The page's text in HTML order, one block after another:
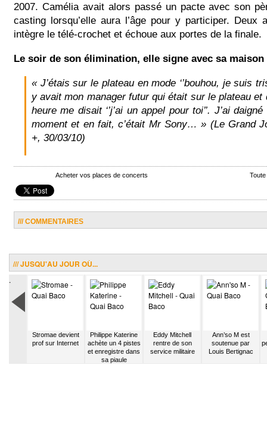
2007. Camélia avait alors passé un pacte avec son
casting lorsqu’elle aura l’âge pour y participer. Deux
intègre le télé-crochet et échoue aux portes de la finale.
Le soir de son élimination, elle signe avec sa maison
« J’étais sur le plateau en mode ‘’bouhou, je suis
y avait mon manager futur qui était sur le plateau et
heure me disait ‘’j’ai un appel pour toi’’. J’ai
moment et en fait, c’était Mr Sony… » (Le Grand
+, 30/03/10)
Acheter vos places de concerts
/// COMMENTAIRES
/// JUSQU'AU JOUR OÙ...
.
Stromae devient
prof sur Internet
Philippe Katerine
achète un 4 pistes
et enregistre dans
sa piaule
Eddy Mitchell
rentre de son
service militaire
Ann’so M est
soutenue par
Louis Bertignac